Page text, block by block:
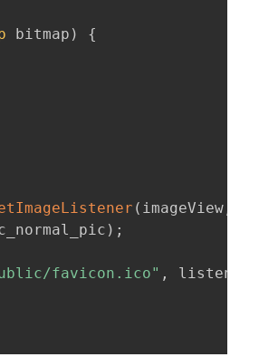
bitmap )
{
( imageView
) ;
favicon.ico" , listener